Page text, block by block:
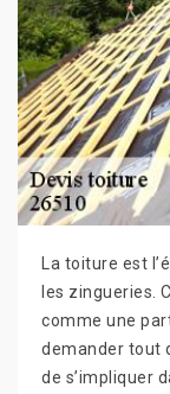
La toiture est
les zingueries.
comme une
demander tout
de s’impliquer